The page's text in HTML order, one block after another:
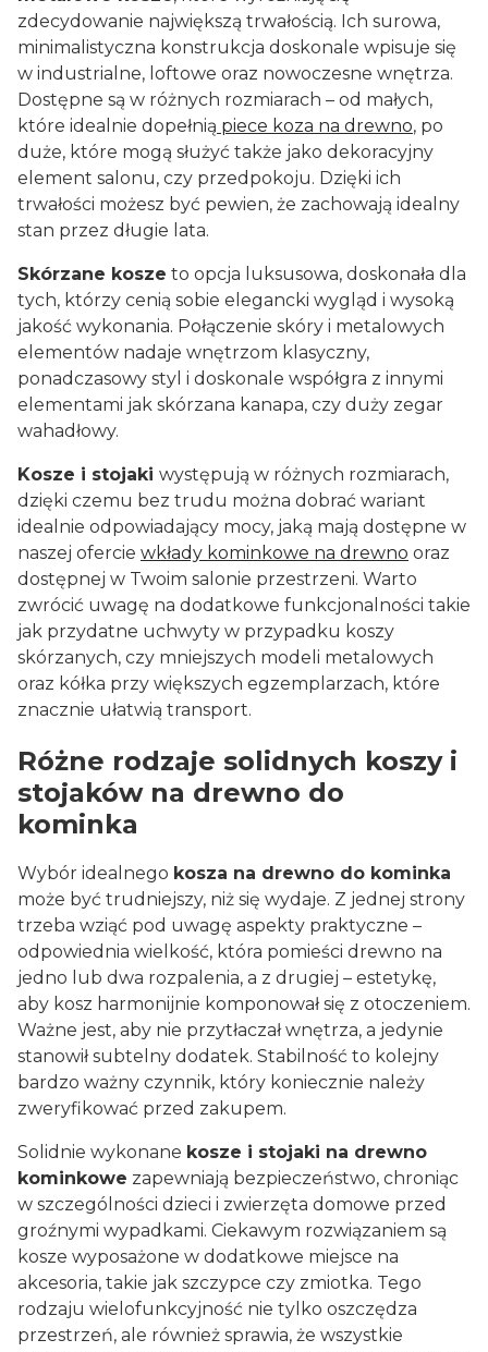
zdecydowanie największą trwałością. Ich surowa,
minimalistyczna konstrukcja doskonale wpisuje się
w industrialne, loftowe oraz nowoczesne wnętrza.
Dostępne są w różnych rozmiarach – od małych,
które idealnie dopełnią piece koza na drewno, po
duże, które mogą służyć także jako dekoracyjny
element salonu, czy przedpokoju. Dzięki ich
trwałości możesz być pewien, że zachowają idealny
stan przez długie lata.
Skórzane kosze to opcja luksusowa, doskonała dla
tych, którzy cenią sobie elegancki wygląd i wysoką
jakość wykonania. Połączenie skóry i metalowych
elementów nadaje wnętrzom klasyczny,
ponadczasowy styl i doskonale współgra z innymi
elementami jak skórzana kanapa, czy duży zegar
wahadłowy.
Kosze i stojaki występują w różnych rozmiarach,
dzięki czemu bez trudu można dobrać wariant
idealnie odpowiadający mocy, jaką mają dostępne w
naszej ofercie wkłady kominkowe na drewno oraz
dostępnej w Twoim salonie przestrzeni. Warto
zwrócić uwagę na dodatkowe funkcjonalności takie
jak przydatne uchwyty w przypadku koszy
skórzanych, czy mniejszych modeli metalowych
oraz kółka przy większych egzemplarzach, które
znacznie ułatwią transport.
Różne rodzaje solidnych koszy i
stojaków na drewno do
kominka
Wybór idealnego kosza na drewno do kominka
może być trudniejszy, niż się wydaje. Z jednej strony
trzeba wziąć pod uwagę aspekty praktyczne –
odpowiednia wielkość, która pomieści drewno na
jedno lub dwa rozpalenia, a z drugiej – estetykę,
aby kosz harmonijnie komponował się z otoczeniem.
Ważne jest, aby nie przytłaczał wnętrza, a jedynie
stanowił subtelny dodatek. Stabilność to kolejny
bardzo ważny czynnik, który koniecznie należy
zweryfikować przed zakupem.
Solidnie wykonane kosze i stojaki na drewno
kominkowe zapewniają bezpieczeństwo, chroniąc
w szczególności dzieci i zwierzęta domowe przed
groźnymi wypadkami. Ciekawym rozwiązaniem są
kosze wyposażone w dodatkowe miejsce na
akcesoria, takie jak szczypce czy zmiotka. Tego
rodzaju wielofunkcyjność nie tylko oszczędza
przestrzeń, ale również sprawia, że wszystkie